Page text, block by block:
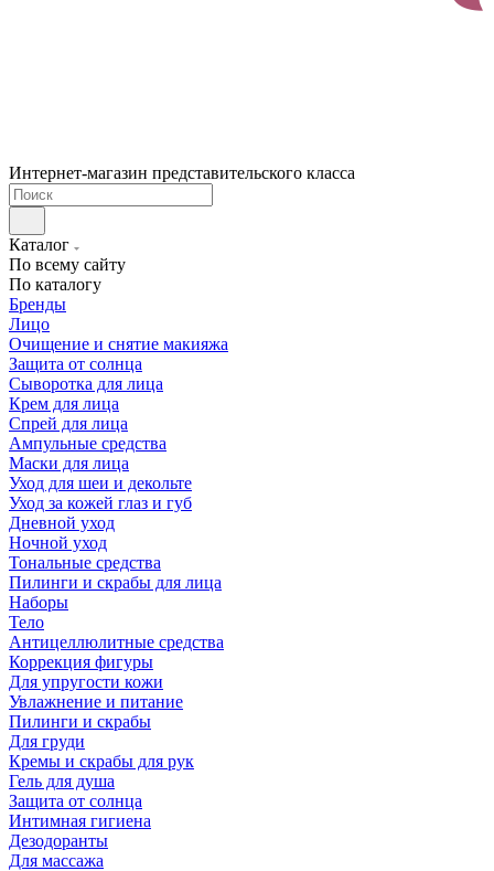
Интернет-магазин представительского класса
Каталог
По всему сайту
По каталогу
Бренды
Лицо
Очищение и снятие макияжа
Защита от солнца
Сыворотка для лица
Крем для лица
Спрей для лица
Ампульные средства
Маски для лица
Уход для шеи и декольте
Уход за кожей глаз и губ
Дневной уход
Ночной уход
Тональные средства
Пилинги и скрабы для лица
Наборы
Тело
Антицеллюлитные средства
Коррекция фигуры
Для упругости кожи
Увлажнение и питание
Пилинги и скрабы
Для груди
Кремы и скрабы для рук
Гель для душа
Защита от солнца
Интимная гигиена
Дезодоранты
Для массажа